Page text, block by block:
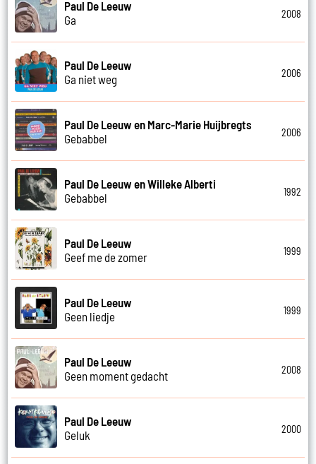
Paul De Leeuw
Ga
2008
Paul De Leeuw
Ga niet weg
2006
Paul De Leeuw en Marc-Marie Huijbregts
Gebabbel
2006
Paul De Leeuw en Willeke Alberti
Gebabbel
1992
Paul De Leeuw
Geef me de zomer
1999
Paul De Leeuw
Geen liedje
1999
Paul De Leeuw
Geen moment gedacht
2008
Paul De Leeuw
Geluk
2000